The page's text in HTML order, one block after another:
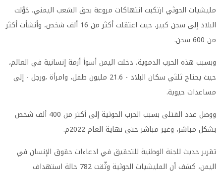
مليشيات الحوثي ارتكبت انتهاكات مروعة بحق الشعب اليمني، حَوَّلت
البلاد إلى سجن كبير، حيث اعتقلت أكثر من 16 ألف شخص، وأنشأت أكثر
من 600 سجن.
وبسبب هذه الحرب الدموية، دخلت اليمن أسوأ أزمة إنسانية في العالم،
حيث يحتاج ثلثي سكان البلاد - 21.6 مليون طفل، وامرأة ،ورجل - إلى
مساعدات حيوية.
ووصل عدد القتلى بسبب الحرب الحوثية إلى أكثر من 400 ألف شخص
بشكل مباشر، وغير مباشر حتى نهاية العام 2022م.
تقرير حديث للجنة الوطنية للتحقيق في ادعاءات حقوق الإنسان في
اليمن، كشف أن المليشيات الحوثية وثّقت 782 حالة استهداف